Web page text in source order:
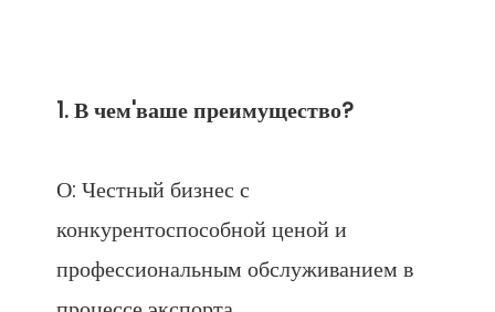
О: Честный бизнес с
конкурентоспособной ценой и
профессиональным обслуживанием в